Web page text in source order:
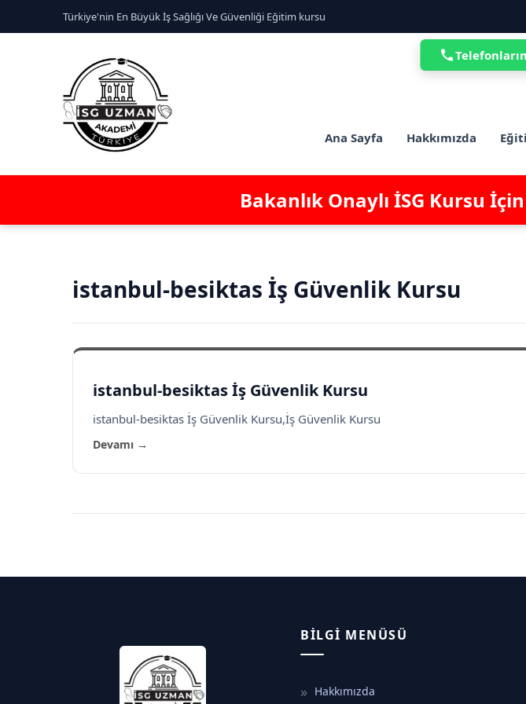
Türkiye'nin En Büyük İş Sağlığı Ve Güvenliği Eğitim kursu
Ana Sayfa Hakkımızda
Bakanlık Onaylı İSG Kursu
istanbul-besiktas İş Güvenlik Kursu
istanbul-besiktas İş Güvenlik Kursu
istanbul-besiktas İş Güvenlik Kursu,İş Güvenlik Kursu
Devamı →
BILGI MENÜSÜ
Hakkımızda